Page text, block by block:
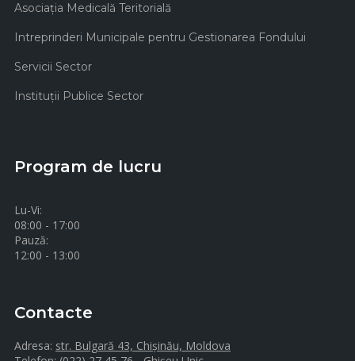
Asociaţia Medicală Teritorială
Intreprinderi Municipale pentru Gestionarea Fondului
Servicii Sector
Instituţii Publice Sector
Program de lucru
Lu-Vi:
08:00 - 17:00
Pauză:
12:00 - 13:00
Contacte
Adresa: str. Bulgară 43, Chișinău, Moldova